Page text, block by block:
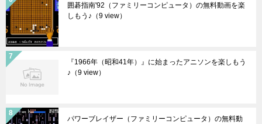
囲碁指南'92（ファミリーコンピュータ）の無料動画を楽
しもう♪ （9 view）
『1966年（昭和41年）』に始まったアニソンを楽しもう
♪ （9 view）
パワーブレイザー（ファミリーコンピュータ）の無料動